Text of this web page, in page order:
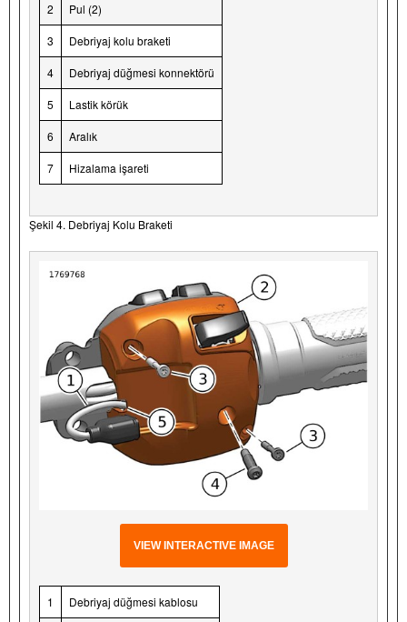
2 Pul (2)
3 Debriyaj kolu braketi
4 Debriyaj düğmesi konnektörü
5 Lastik körük
6 Aralık
7 Hizalama işareti
Şekil 4. Debriyaj Kolu Braketi
VIEW INTERACTIVE IMAGE
1 Debriyaj düğmesi kablosu